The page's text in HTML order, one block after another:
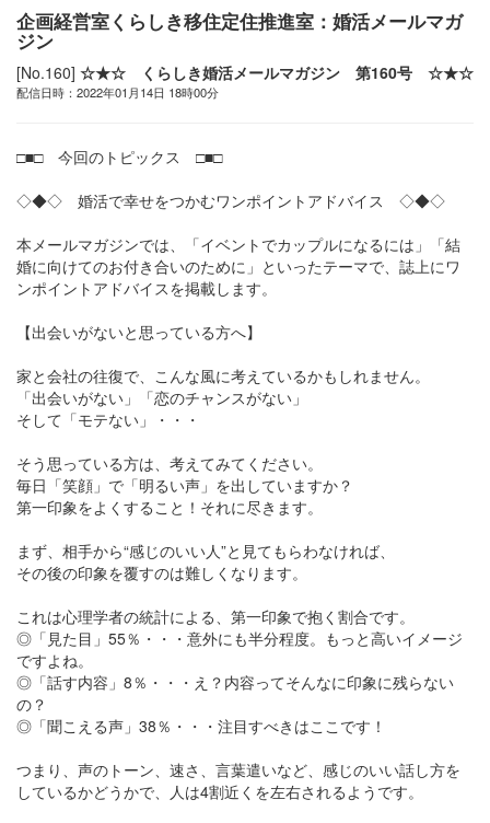
企画経営室くらしき移住定住推進室：婚活メールマガ
ジン
[No.160] ☆★☆ くらしき婚活メールマガジン 第160号 ☆★☆
配信日時：2022年01月14日 18時00分
□■□ 今回のトピックス □■□
◇◆◇ 婚活で幸せをつかむワンポイントアドバイス ◇◆◇
本メールマガジンでは、「イベントでカップルになるには」「結
婚に向けてのお付き合いのために」といったテーマで、誌上にワ
ンポイントアドバイスを掲載します。
【出会いがないと思っている方へ】
家と会社の往復で、こんな風に考えているかもしれません。
「出会いがない」「恋のチャンスがない」
そして「モテない」・・・
そう思っている方は、考えてみてください。
毎日「笑顔」で「明るい声」を出していますか？
第一印象をよくすること！それに尽きます。
まず、相手から“感じのいい人”と見てもらわなければ、
その後の印象を覆すのは難しくなります。
これは心理学者の統計による、第一印象で抱く割合です。
◎「見た目」55％・・・意外にも半分程度。もっと高いイメージ
ですよね。
◎「話す内容」8％・・・え？内容ってそんなに印象に残らない
の？
◎「聞こえる声」38％・・・注目すべきはここです！
つまり、声のトーン、速さ、言葉遣いなど、感じのいい話し方を
しているかどうかで、人は4割近くを左右されるようです。